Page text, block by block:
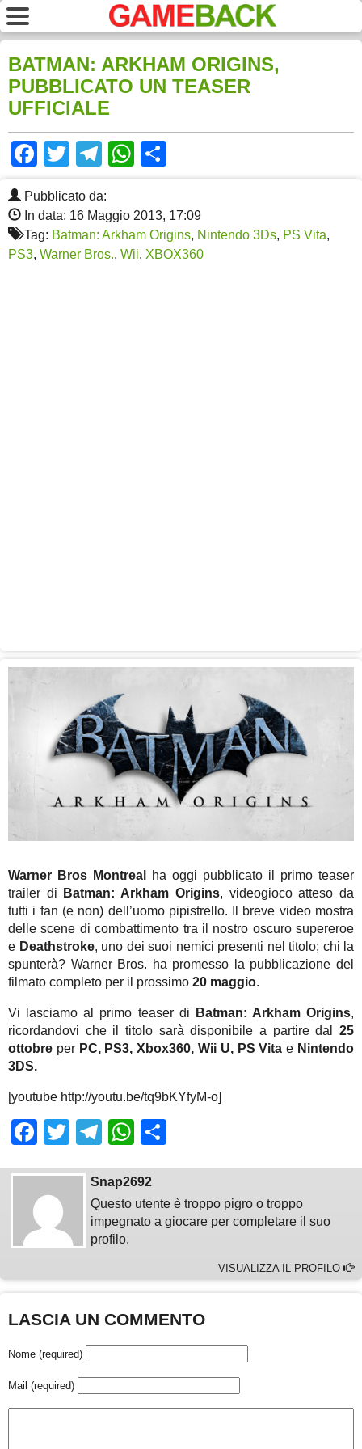
BATMAN: ARKHAM ORIGINS,
PUBBLICATO UN TEASER
UFFICIALE
Facebook
TwitterTelegram
WhatsApp
Pubblicato da:
In data: 16 Maggio 2013, 17:09
Tag: Batman: Arkham Origins, Nintendo 3Ds, PS Vita,
PS3, Warner Bros., Wii, XBOX360
Warner Bros Montreal
ha oggi pubblicato il primo teaser
trailer di
Batman: Arkham Origins, videogioco atteso da
tutti i fan (e non) dell’uomo pipistrello. Il breve video mostra
delle scene di combattimento tra il nostro oscuro supereroe
e Deathstroke, uno dei suoi nemici presenti nel titolo; chi la
spunterà? Warner Bros. ha promesso la pubblicazione del
filmato completo per il prossimo 20 maggio.
Vi lasciamo al primo teaser di Batman: Arkham Origins,
ricordandovi che il titolo sarà disponibile a partire dal 25
ottobre per PC, PS3, Xbox360, Wii U, PS Vita e Nintendo
3DS.
[youtube http://youtu.be/tq9bKYfyM-o]
Facebook
TwitterTelegram
WhatsApp
Snap2692
Questo utente è troppo pigro o troppo
impegnato a giocare per completare il suo
profilo.
VISUALIZZA IL PROFILO
LASCIA UN COMMENTO
Nome (required)
Mail (required)